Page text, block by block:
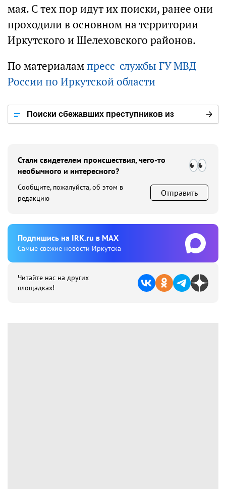
мая. С тех пор идут их поиски, ранее они
проходили в основном на территории
Иркутского и Шелеховского районов.
По материалампресс-службы ГУ МВД
России по Иркутской области
Поиски сбежавших преступников из
Стали свидетелем происшествия, чего-то
необычного и интересного?
Сообщите, пожалуйста, об этом в
редакцию
Отправить
Подпишиcь на IRK.ru в MAX
Cамые свежие новости Иркутска
Читайте нас на других
площадках!